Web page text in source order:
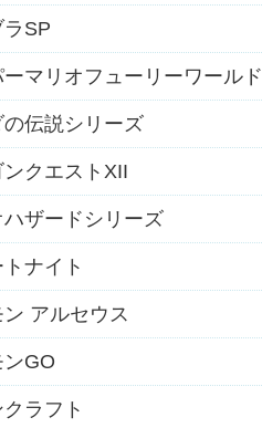
ラSP
ーマリオフューリーワールド
の伝説シリーズ
ンクエストXII
ザードシリーズ
ナイト
アルセウス
GO
ラフト